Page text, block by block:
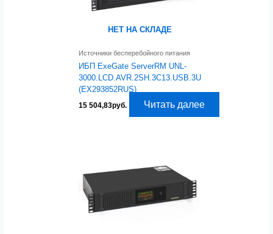
НЕТ НА СКЛАДЕ
Источники бесперебойного питания
ИБП ExeGate ServerRM UNL-
3000.LCD.AVR.2SH.3C13.USB.3U
(EX293852RUS)
15 504,83руб. Читать далее